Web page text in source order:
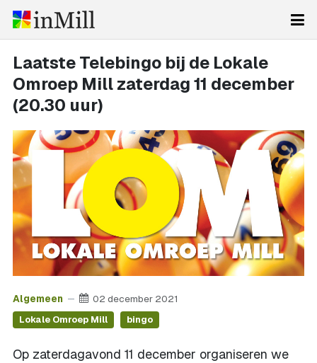
Laatste Telebingo bij de Lokale
Omroep Mill zaterdag 11 december
(20.30 uur)
Algemeen 02 december 2021
Lokale Omroep Mill bingo
Op zaterdagavond 11 december organiseren we